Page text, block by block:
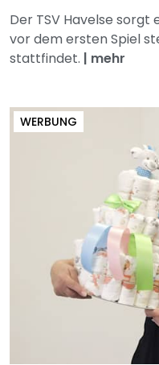
Der TSV Havelse sorgt
vor dem ersten Spiel
stattfindet. | mehr
WERBUNG